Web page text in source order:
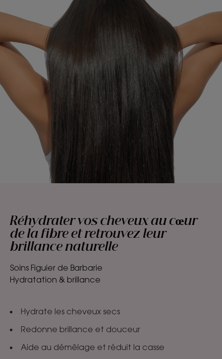
Réhydrater vos cheveux au cœur
de la fibre et retrouvez leur
brillance naturelle
Soins Figuier de Barbarie
Hydratation & brillance
Hydrate les cheveux secs
Redonne brillance et douceur
Aide au démêlage et réduit la casse